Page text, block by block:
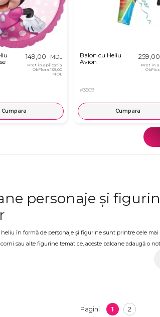
149,00 MDL
Pret in aplicatia
OkFlora 139,00
MDL
Cumpara
Balon cu Heliu
Avion
#3509
259,00
Pret in
Cumpara
personaje și
în formă de personaje și figurine sunt printre cele
sau alte figurine tematice, aceste baloane adaugă o
pentru copii, o petrecere tematică, o surpriză sau orice
care transformă decorurile în ceva cu adevărat
Pagini 1 2